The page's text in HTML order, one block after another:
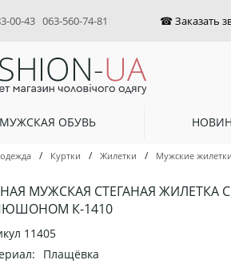
00-43 063-560-74-81
МУЖСКАЯ ОБУВЬ
/ Куртки / Жилетки / Мужские
МУЖСКАЯ СТЕГАНАЯ ЖИЛЕТКА С
К-1410
11405
Плащёвка